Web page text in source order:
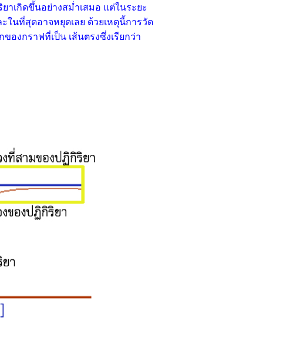
าเกิดขึ้นอย่างสม่ำเสมอ แต่ในระยะ
นที่สุดอาจหยุดเลย ด้วยเหตุนี้การวัด
องกราฟที่เป็น เส้นตรงซึ่งเรียกว่า